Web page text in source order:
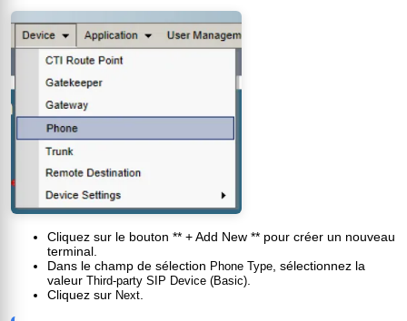
Cliquez sur le bouton ** + Add New ** pour créer un nouveau
terminal.
Dans le champ de sélection Phone Type , sélectionnez la
valeurThird-party SIP Device (Basic)
Cliquez sur Next